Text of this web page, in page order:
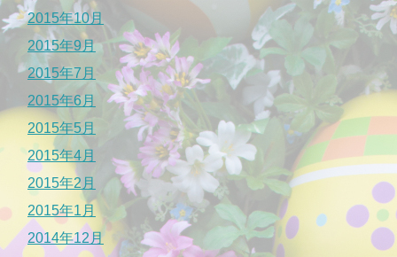
2015年10月
2015年9月
2015年7月
2015年6月
2015年5月
2015年4月
2015年2月
2015年1月
2014年12月